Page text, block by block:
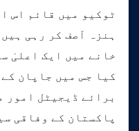
ٹوکیو میں قائم اس
ہنزہ آصف کر رہی
خانے میں ایک اعلیٰ
کیا جس میں جاپان
برائے ڈیجیٹل امور
پاکستان کے وفاقی